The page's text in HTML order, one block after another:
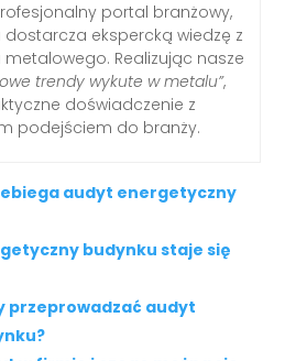
portal branżowy,
dostarcza ekspercką wiedzę z
metalowego. Realizując nasze
trendy wykute w metalu”,
doświadczenie z
podejściem do branży.
audyt energetyczny
budynku staje się
przeprowadzać audyt